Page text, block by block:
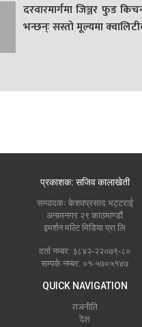
दरवारमार्गमा जिञ्जर फुड
भन्छन्ः सस्तो मूल्यमा
प्रकाशक: सजिव कालाखेती
सम्पादकः केशवप्रसाद भट्टराई
अनामनगर २९ काठमाण्डौं
इमर्शन मल्टि मिडिया प्रा लि
दर्ता नम्बर: ३८४२-२२०७९-८०
सम्पर्क नम्बर: ०१-५७०५१४७
QUICK NAVIGATION
राजनीति
देश